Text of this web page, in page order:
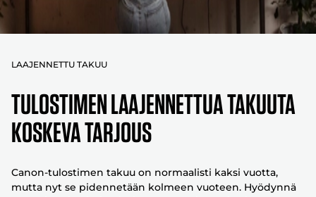
LAAJENNETTU TAKUU
TULOSTIMEN LAAJENNETTUA TAKUUTA
KOSKEVA TARJOUS
Canon-tulostimen takuu on normaalisti kaksi vuotta,
mutta nyt se pidennetään kolmeen vuoteen. Hyödynnä